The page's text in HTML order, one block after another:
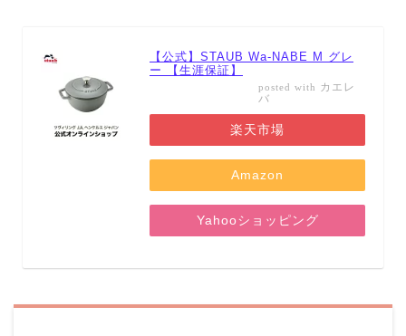
【公式】STAUB Wa-NABE M グレ
ー 【生涯保証】
posted with カエレ
バ
楽天市場
Amazon
Yahooショッピング